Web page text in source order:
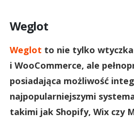
Weglot
Weglot to nie tylko wtyczka
i WooCommerce, ale
posiadająca możliwość
najpopularniejszymi
takimi jak Shopify, Wix czy